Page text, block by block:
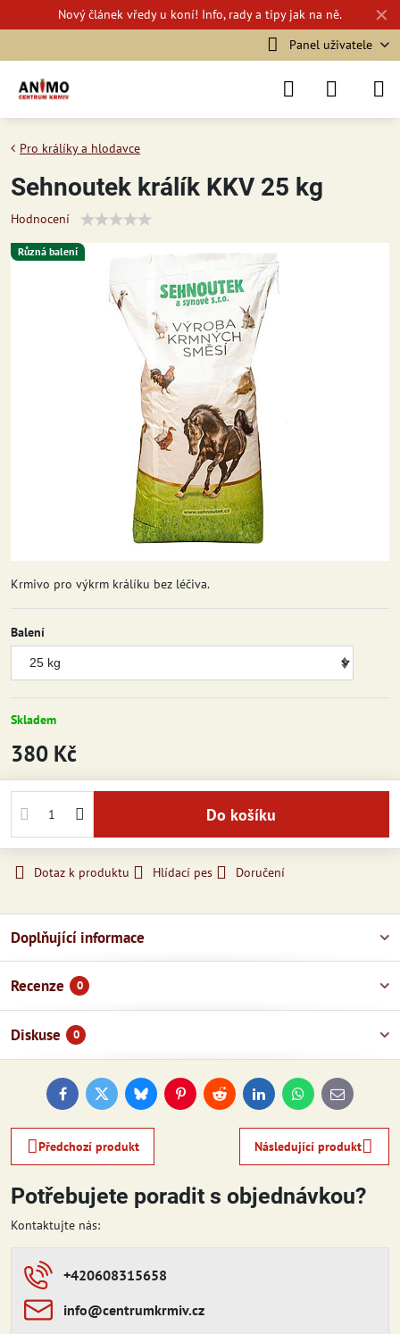
✕
Novýčlánek vředy u koní! Info, rady a tipy jak na ně.
Panel uživatele
Různá balení
Pro králíky a hlodavce
Sehnoutek králík KKV 25 kg
Hodnocení
Krmivo pro výkrm králíku bez léčiva.
Balení
Skladem
380 Kč
Do košíku
Dotaz k produktu Hlídací pes Doručení
Doplňující informace
Recenze 0
Diskuse 0
FacebookTwitterBlueskyPinterestReddit LinkedInWhatsApp
E-
mail
Předchozí produkt Následující produkt
Potřebujete poradit s objednávkou?
Kontaktujte nás:
+420608315658
info​​@centrumkrmiv​​.cz